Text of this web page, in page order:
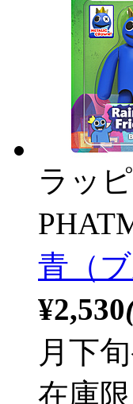
ラッ
青（ブ
¥2,530
月下
在庫限